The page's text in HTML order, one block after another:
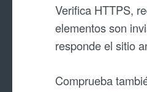
Verifica HTTPS,
elementos son
responde el sitio
Comprueba